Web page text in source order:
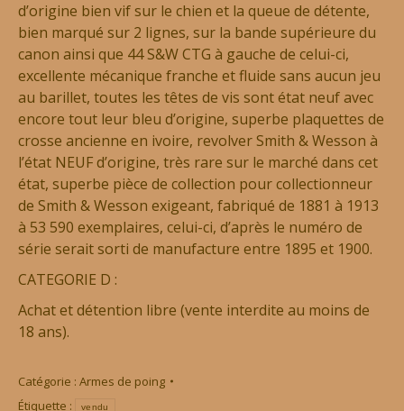
d’origine bien vif sur le chien et la queue de détente,
bien marqué sur 2 lignes, sur la bande supérieure du
canon ainsi que 44 S&W CTG à gauche de celui-ci,
excellente mécanique franche et fluide sans aucun jeu
au barillet, toutes les têtes de vis sont état neuf avec
encore tout leur bleu d’origine, superbe plaquettes de
crosse ancienne en ivoire, revolver Smith & Wesson à
l’état NEUF d’origine, très rare sur le marché dans cet
état, superbe pièce de collection pour collectionneur
de Smith & Wesson exigeant, fabriqué de 1881 à 1913
à 53 590 exemplaires, celui-ci, d’après le numéro de
série serait sorti de manufacture entre 1895 et 1900.
CATEGORIE D :
Achat et détention libre (vente interdite au moins de
18 ans).
Catégorie : Armes de poing
Étiquette :
vendu